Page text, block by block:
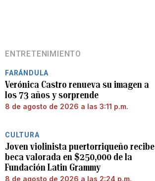
ENTRETENIMIENTO
FARÁNDULA
Verónica Castro renueva su imagen a
los 73 años y sorprende
8 de agosto de 2026 a las 3:11 p.m.
CULTURA
Joven violinista puertorriqueño recibe
beca valorada en $250,000 de la
Fundación Latin Grammy
8 de agosto de 2026 a las 2:24 p.m.